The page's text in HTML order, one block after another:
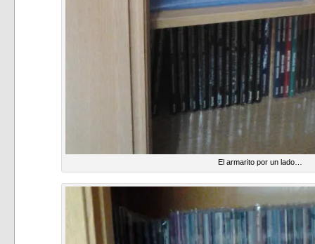
El armarito por un lado…